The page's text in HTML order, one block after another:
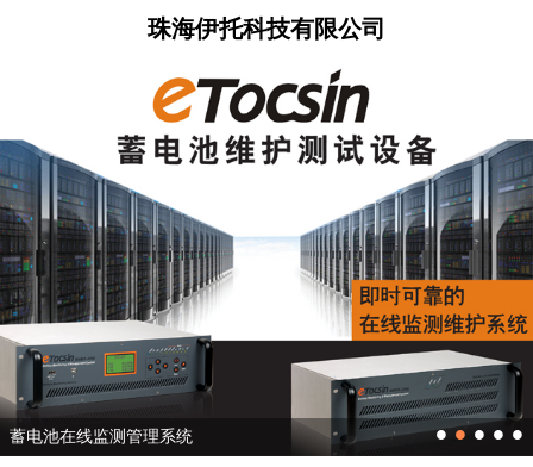
珠海伊托科技有限公司
蓄电池在线监测管理系统 •
•
•
•
•